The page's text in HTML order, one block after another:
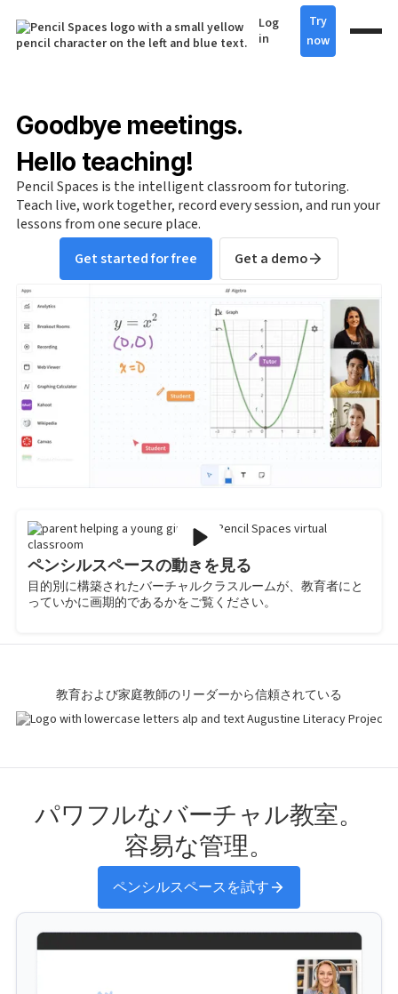
Log
in
Try
now
Goodbye meetings.
Hello teaching!
Pencil Spaces is the intelligent classroom for tutoring.
Teach live, work together, record every session, and run your
lessons from one secure place.
Get started for free
Get a demo
ペンシルスペースの動きを見る
目的別に構築されたバーチャルクラスルームが、教育者にと
っていかに画期的であるかをご覧ください。
教育および家庭教師のリーダーから信頼されている
パワフルなバーチャル教室。
容易な管理。
ペンシルスペースを試す